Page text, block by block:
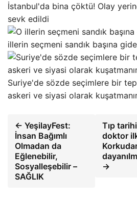
İstanbul'da bina çöktü! Olay
sevk edildi
illerin seçmeni sandık başına
Suriye'de sözde seçimlere bir
askeri ve siyasi olarak
← YeşilayFest:
İnsan Bağımlı
Olmadan da
Eğlenebilir,
Sosyalleşebilir –
SAĞLIK
Tıp
doktor
→